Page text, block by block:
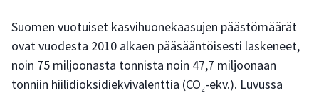
Suomen vuotuiset kasvihuonekaasujen päästömäärät
ovat vuodesta 2010 alkaen pääsääntöisesti laskeneet,
noin 75 miljoonasta tonnista noin 47,7 miljoonaan
tonniin hiilidioksidiekvivalenttia (CO₂-ekv.). Luvussa